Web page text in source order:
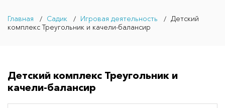
Главная Садик Игровая деятельность
Детский
комплекс Треугольник и качели-балансир
Детский комплекс Треугольник и
качели-балансир